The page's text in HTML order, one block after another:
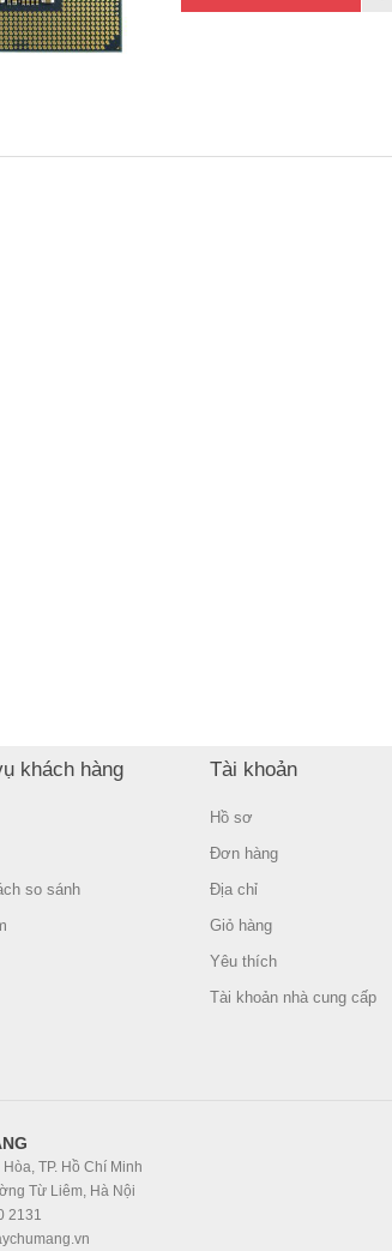
khách hàng
so sánh
Tài khoản
Hồ sơ
Đơn hàng
Địa chỉ
Giỏ hàng
Yêu thích
Tài khoản nhà cung cấp
TP. Hồ Chí Minh
Từ Liêm, Hà Nội
2131